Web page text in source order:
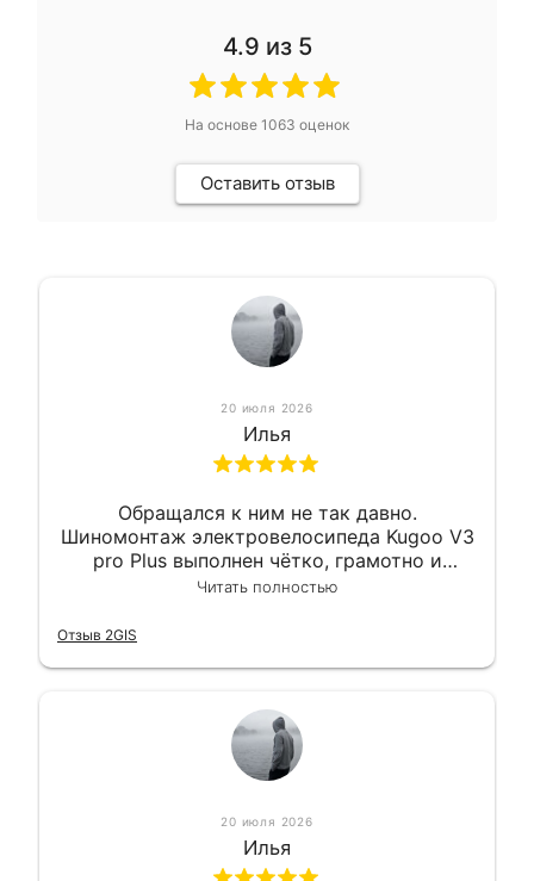
4.9 из 5
На основе 1063 оценок
Оставить отзыв
20 июля 2026
Илья
Обращался к ним не так давно.
Шиномонтаж электровелосипеда Kugoo V3
pro Plus выполнен чётко, грамотно и
квалифицированно. Всё сделано
Читать полностью
Отзыв 2GIS
20 июля 2026
Илья